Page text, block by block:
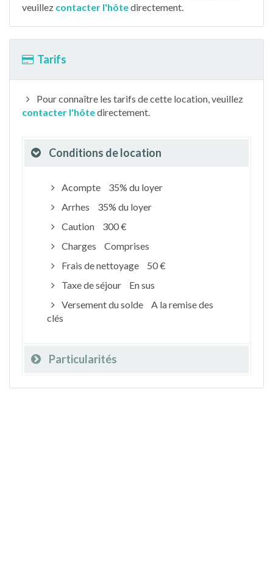
veuillez contacter l'hôtedirectement.
Tarifs
Pour connaître les tarifs de cette location, veuillez
contacter l'hôtedirectement.
Conditions de location
Acompte
35% du loyer
Arrhes
35% du loyer
Caution
300 €
Charges
Comprises
Frais de nettoyage
50 €
Taxe de séjour
En sus
Versement du solde
A la remise des
clés
Particularités